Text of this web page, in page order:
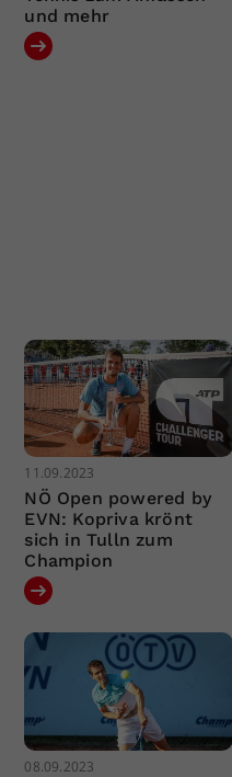
und mehr
11.09.2023
NÖ Open powered by
EVN: Kopriva krönt
sich in Tulln zum
Champion
08.09.2023